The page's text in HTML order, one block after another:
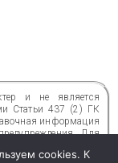
и не является
Статьи 437 (2) ГК
информация
Для
cookies. К